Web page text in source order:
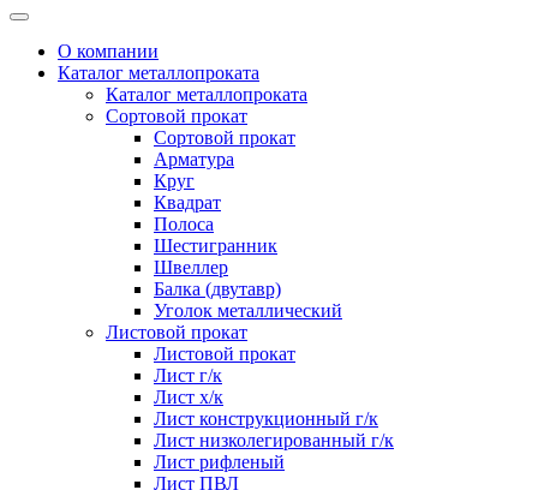
О компании
Каталог металлопроката
Каталог металлопроката
Сортовой прокат
Сортовой прокат
Арматура
Круг
Квадрат
Полоса
Шестигранник
Швеллер
Балка (двутавр)
Уголок металлический
Листовой прокат
Листовой прокат
Лист г/к
Лист х/к
Лист конструкционный г/к
Лист низколегированный г/к
Лист рифленый
Лист ПВЛ